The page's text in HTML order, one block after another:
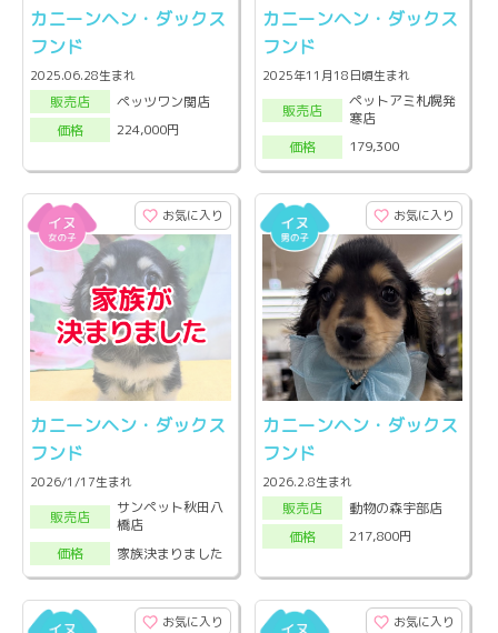
カニーンヘン・ダックス
フンド
2025.06.28生まれ
販売店
ペッツワン関店
価格
224,000円
カニーンヘン・ダックス
フンド
2025年11月18日頃生まれ
販売店
ペットアミ札幌発
寒店
価格
179,300
お気に入り
カニーンヘン・ダックス
フンド
2026/1/17生まれ
販売店
サンペット秋田八
橋店
価格
家族決まりました
お気に入り
カニーンヘン・ダックス
フンド
2026.2.8生まれ
販売店
動物の森宇部店
価格
217,800円
お気に入り お気に入り